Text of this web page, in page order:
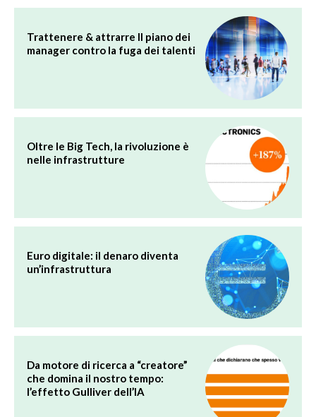
Trattenere & attrarre Il piano dei
manager contro la fuga dei talenti
Oltre le Big Tech, la rivoluzione è
nelle infrastrutture
Euro digitale: il denaro diventa
un’infrastruttura
Da motore di ricerca a “creatore”
che domina il nostro tempo:
l’effetto Gulliver dell’IA